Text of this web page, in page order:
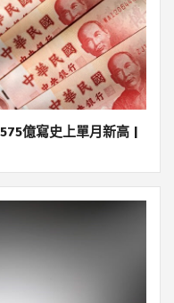
億寫史上單月新高 |